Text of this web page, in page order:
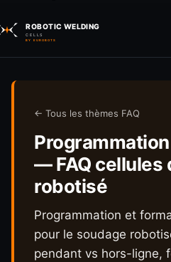
contenu
ROBOTIC WELDING
CELLS
BY EUROBOTS
← Tous les thèmes FAQ
— FAQ cellules
robotisé
Programmation et
pour le soudage
pendant vs hors-ligne,